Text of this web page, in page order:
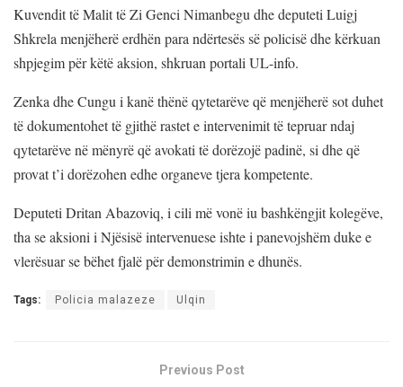
Kuvendit të Malit të Zi Genci Nimanbegu dhe deputeti Luigj
Shkrela menjëherë erdhën para ndërtesës së policisë dhe kërkuan
shpjegim për këtë aksion, shkruan portali UL-info.
Zenka dhe Cungu i kanë thënë qytetarëve që menjëherë sot duhet
të dokumentohet të gjithë rastet e intervenimit të tepruar ndaj
qytetarëve në mënyrë që avokati të dorëzojë padinë, si dhe që
provat t’i dorëzohen edhe organeve tjera kompetente.
Deputeti Dritan Abazoviq, i cili më vonë iu bashkëngjit kolegëve,
tha se aksioni i Njësisë intervenuese ishte i panevojshëm duke e
vlerësuar se bëhet fjalë për demonstrimin e dhunës.
Tags: Policia malazeze Ulqin
Previous Post